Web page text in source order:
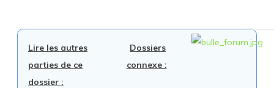
Lire les autres
parties de ce
dossier :
Dossiers
connexe :